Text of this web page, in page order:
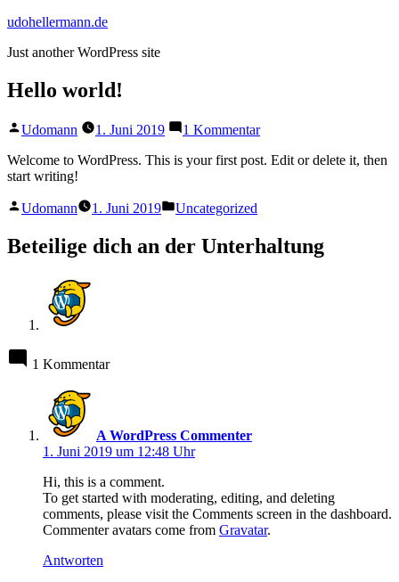
Zum
springen
udohellermann.de
Just another WordPress site
Hello world!
Veröffentlicht
Udomann 1. Juni 2019 1 Kommentarzu
world!
Welcome to WordPress. This is your first post. Edit or delete it, then
start writing!
Veröffentlicht
Udomann 1. Juni 2019
Veröffentlicht
Uncategorized
Beteilige dich an der Unterhaltung
1 Kommentar
A WordPress Commenter
1. Juni 2019 um 12:48 Uhr
Hi, this is a comment.
To get started with moderating, editing, and deleting
comments, please visit the Comments screen in the dashboard.
Commenter avatars come from Gravatar.
Antworten